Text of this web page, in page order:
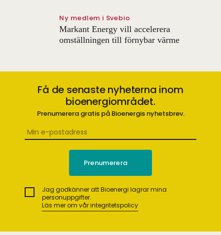
Ny medlem i Svebio
Markant Energy vill accelerera
omställningen till förnybar värme
Få de senaste nyheterna inom
bioenergiområdet.
Prenumerera gratis på Bioenergis nyhetsbrev.
Jag godkänner att Bioenergi lagrar mina
personuppgifter.
Läs mer om vår integritetspolicy